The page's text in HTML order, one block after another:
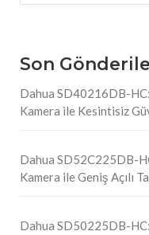
Son
Dahua SD40216DB-
Kamera ile Kesintisiz
Dahua SD52C225DB-
Kamera ile Geniş Açılı
Dahua SD50225DB-